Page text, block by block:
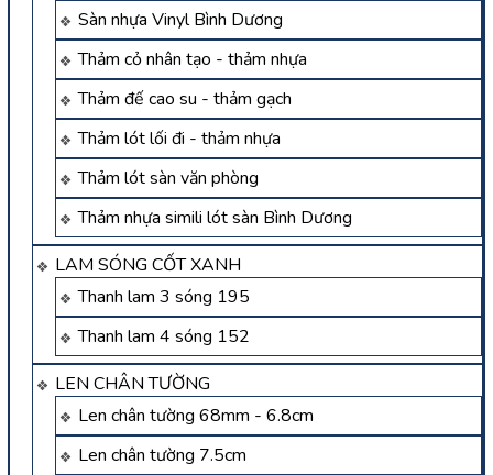
Sàn nhựa Vinyl Bình Dương
Thảm cỏ nhân tạo - thảm nhựa
Thảm đế cao su - thảm gạch
Thảm lót lối đi - thảm nhựa
Thảm lót sàn văn phòng
Thảm nhựa simili lót sàn Bình Dương
LAM SÓNG CỐT XANH
Thanh lam 3 sóng 195
Thanh lam 4 sóng 152
LEN CHÂN TƯỜNG
Len chân tường 68mm - 6.8cm
Len chân tường 7.5cm